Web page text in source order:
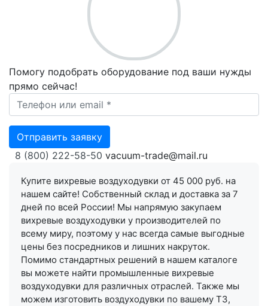
Помогу подобрать оборудование под ваши нужды
прямо сейчас!
Ваш телефон *
Отправить заявку
8 (800) 222-58-50 vacuum-trade@mail.ru
Купите вихревые воздуходувки от 45 000 руб. на
нашем сайте! Собственный склад и доставка за 7
дней по всей России! Мы напрямую закупаем
вихревые воздуходувки у производителей по
всему миру, поэтому у нас всегда самые выгодные
цены без посредников и лишних накруток.
Помимо стандартных решений в нашем каталоге
вы можете найти промышленные вихревые
воздуходувки для различных отраслей. Также мы
можем изготовить воздуходувки по вашему ТЗ,